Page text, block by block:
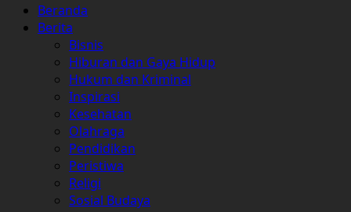
Primary
Menu
Beranda
Berita
Bisnis
Hiburan dan Gaya Hidup
Hukum dan Kriminal
Inspirasi
Kesehatan
Olahraga
Pendidikan
Peristiwa
Religi
Sosial Budaya